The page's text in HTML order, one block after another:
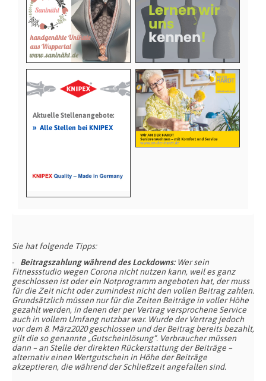
Aktuelle Stellenangebote:
» Alle Stellen bei KNIPEX
Sie hat folgende Tipps:
Beitragszahlung während des Lockdowns: Wer sein
Fitnessstudio wegen Corona nicht nutzen kann, weil es ganz
geschlossen ist oder ein Notprogramm angeboten hat, der muss
für die Zeit nicht oder zumindest nicht den vollen Beitrag zahlen.
Grundsätzlich müssen nur für die Zeiten Beiträge in voller Höhe
gezahlt werden, in denen der per Vertrag versprochene Service
auch in vollem Umfang nutzbar war. Wurde der Vertrag jedoch
vor dem 8. März2020 geschlossen und der Beitrag bereits bezahlt,
gilt die so genannte „Gutscheinlösung“. Verbraucher müssen
dann – an Stelle der direkten Rückerstattung der Beiträge –
alternativ einen Wertgutschein in Höhe der Beiträge
akzeptieren, die während der Schließzeit angefallen sind.